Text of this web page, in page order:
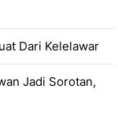
Dari Kelelawar
Jadi Sorotan,